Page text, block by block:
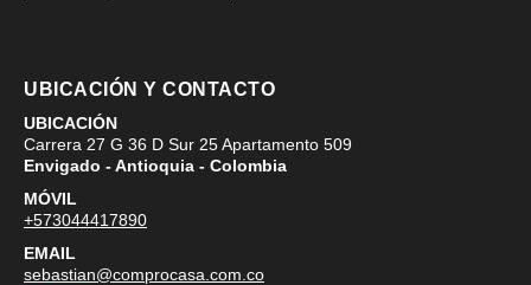
UBICACIÓN Y CONTACTO
UBICACIÓN
Carrera 27 G 36 D Sur 25 Apartamento 509
Envigado - Antioquia - Colombia
MÓVIL
+573044417890
EMAIL
sebastian@comprocasa.com.co